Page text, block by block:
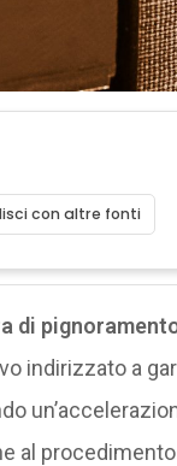
con altre fonti
di
indirizzato a
al